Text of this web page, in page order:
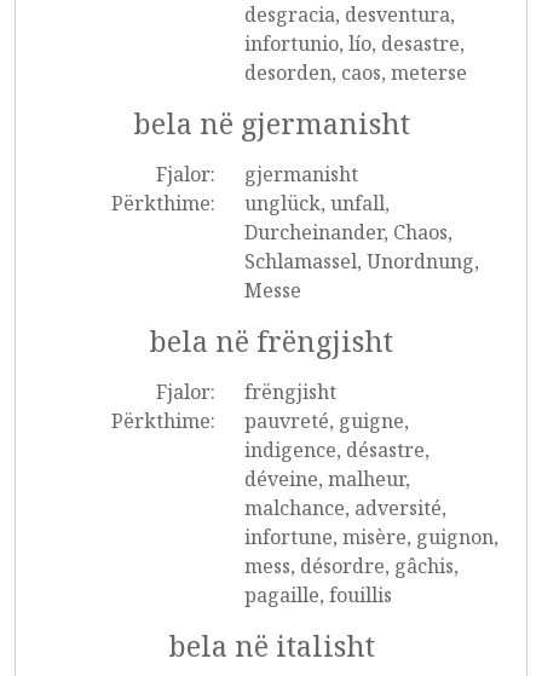
desgracia, desventura,
infortunio, lío, desastre,
desorden, caos, meterse
bela në gjermanisht
Fjalor:
gjermanisht
Përkthime:
unglück, unfall,
Durcheinander, Chaos,
Schlamassel, Unordnung,
Messe
bela në frëngjisht
Fjalor:
frëngjisht
Përkthime:
pauvreté, guigne,
indigence, désastre,
déveine, malheur,
malchance, adversité,
infortune, misère, guignon,
mess, désordre, gâchis,
pagaille, fouillis
bela në italisht